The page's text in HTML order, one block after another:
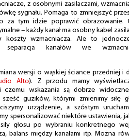
z osobnymi zasilaczami,
sygnału. Pomaga to zmniejszyć
za tym idzie poprawić obrazowanie.
– każdy kanał ma osobny kabel
wzmacniacza. Ale to
separacja kanałów we
wersji o wąskiej ściance przedniej i
Alto). Z przodu mamy
czemu wskazania są dobrze
guzików, którymi zmienimy siłę
urządzenie, a szóstym
spersonalizować niektóre ustawienia,
głosu po wybraniu konkretnego
balans między kanałami itp. Można